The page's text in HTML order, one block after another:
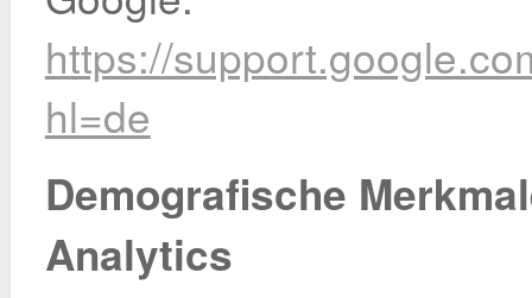
https://
hl=de
Demografische
Analytics